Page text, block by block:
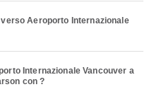
Aeroporto Internazionale
Internazionale Vancouver a
con ?